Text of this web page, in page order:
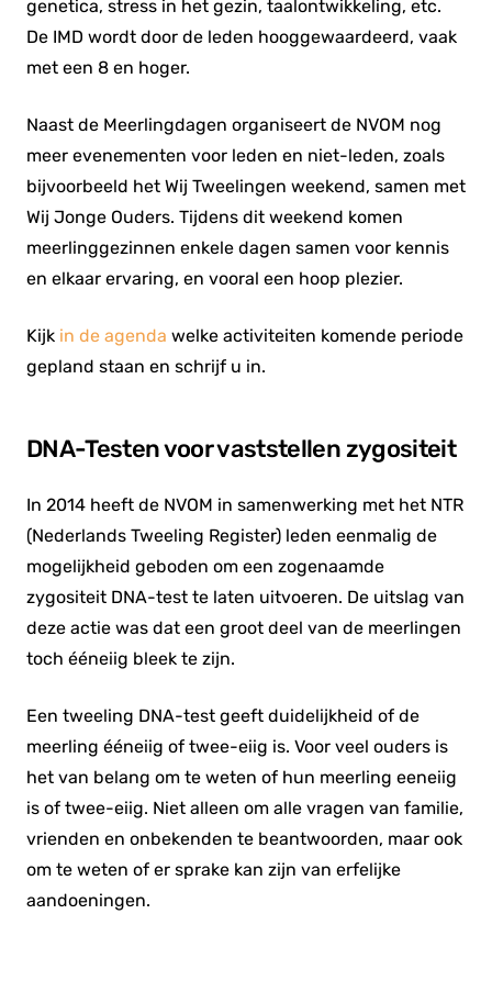
genetica, stress in het gezin, taalontwikkeling, etc.
De IMD wordt door de leden hooggewaardeerd, vaak
met een 8 en hoger.
Naast de Meerlingdagen organiseert de NVOM nog
meer evenementen voor leden en niet-leden, zoals
bijvoorbeeld het Wij Tweelingen weekend, samen met
Wij Jonge Ouders. Tijdens dit weekend komen
meerlinggezinnen enkele dagen samen voor kennis
en elkaar ervaring, en vooral een hoop plezier.
Kijk in de agenda welke activiteiten komende periode
gepland staan en schrijf u in.
DNA-Testen voor vaststellen zygositeit
In 2014 heeft de NVOM in samenwerking met het NTR
(Nederlands Tweeling Register) leden eenmalig de
mogelijkheid geboden om een zogenaamde
zygositeit DNA-test te laten uitvoeren. De uitslag van
deze actie was dat een groot deel van de meerlingen
toch ééneiig bleek te zijn.
Een tweeling DNA-test geeft duidelijkheid of de
meerling ééneiig of twee-eiig is. Voor veel ouders is
het van belang om te weten of hun meerling eeneiig
is of twee-eiig. Niet alleen om alle vragen van familie,
vrienden en onbekenden te beantwoorden, maar ook
om te weten of er sprake kan zijn van erfelijke
aandoeningen.